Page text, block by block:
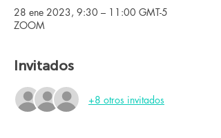
28 ene 2023, 9:30 – 11:00 GMT-5
ZOOM
Invitados
+8 otros invitados